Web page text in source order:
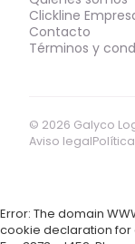
Clickline
Contacto
Términos y
© 2026 Galyco
Aviso legal
Error: The domain
cookie declaration for